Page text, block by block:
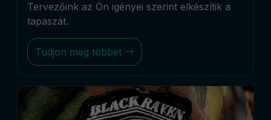
Tervezőink az Ön igényei szerint elkészítik a
tapaszát.
Tudjon meg többet